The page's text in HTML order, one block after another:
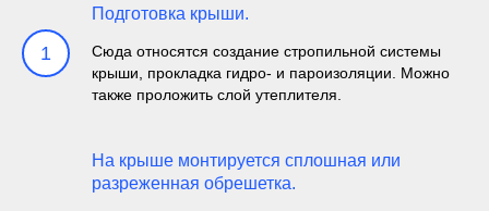
1
Подготовка крыши.
Сюда относятся создание стропильной системы
крыши, прокладка гидро- и пароизоляции. Можно
также проложить слой утеплителя.
На крыше монтируется сплошная или
разреженная обрешетка.